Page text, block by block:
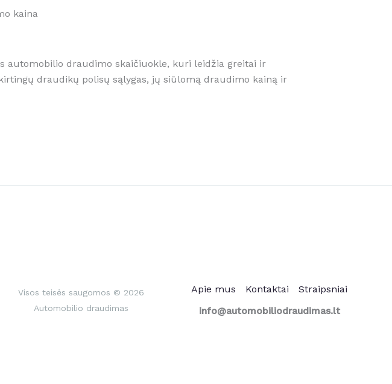
kaina
automobilio draudimo skaičiuokle, kuri leidžia greitai ir
draudikų polisų sąlygas, jų siūlomą draudimo kainą ir
Visos teisės saugomos © 2026
Automobilio draudimas
Apie mus Kontaktai
Straipsniai
info@automobiliodraudimas.lt